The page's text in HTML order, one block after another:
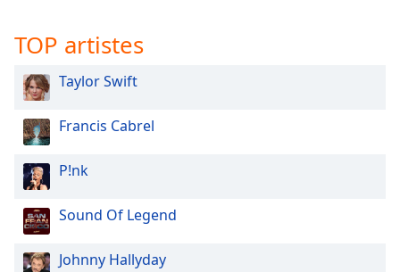
Area
Background
Color
Opacity
Font
TOP artistes
Taylor Swift
Francis Cabrel
P!nk
Sound Of Legend
Johnny Hallyday